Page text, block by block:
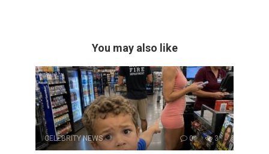
You may also like
CELEBRITY NEWS 0 3